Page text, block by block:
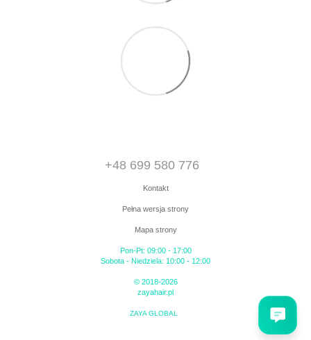
+48 699 580 776
Kontakt
Pełna wersja strony
Mapa strony
Pon-Pt: 09:00 - 17:00
Sobota - Niedziela: 10:00 - 12:00
© 2018-2026
zayahair.pl
ZAYA GLOBAL